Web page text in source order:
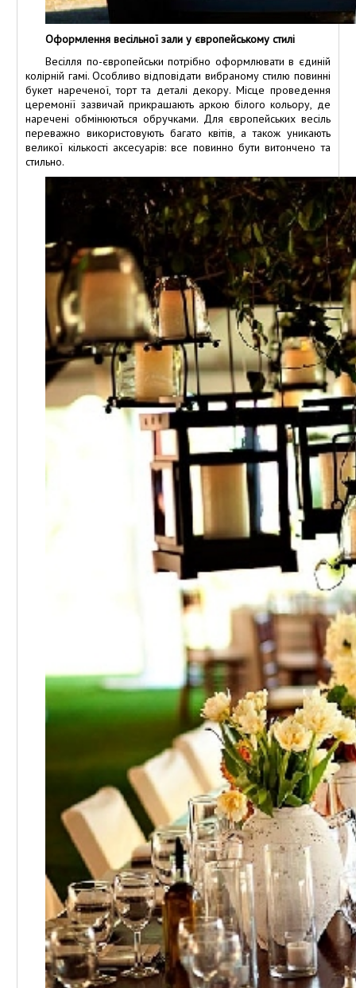
Оформлення весільної зали у європейському стилі
Весілля по-європейськи потрібно оформлювати в єдиній
колірній гамі. Особливо відповідати вибраному стилю повинні
букет нареченої, торт та деталі декору. Місце проведення
церемонії зазвичай прикрашають аркою білого кольору, де
наречені обмінюються обручками. Для європейських весіль
переважно використовують багато квітів, а також уникають
великої кількості аксесуарів: все повинно бути витончено та
стильно.